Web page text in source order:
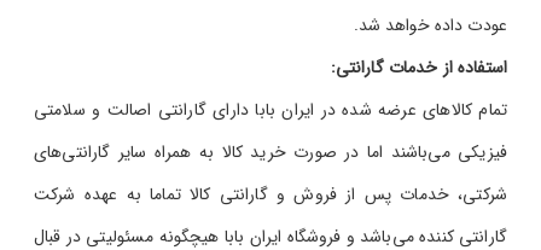
عودت داده خواهد شد.
استفاده از خدمات گارانتی:
تمام کالاهای عرضه شده در ایران بابا دارای گارانتی اصالت و سلامتی
فیزیکی می‌باشند اما در صورت خرید کالا به همراه سایر گارانتی‌های
شرکتی، خدمات پس از فروش و گارانتی کالا تماما به عهده شرکت
گارانتی کننده می‌باشد و فروشگاه ایران بابا هیچگونه مسئولیتی در قبال